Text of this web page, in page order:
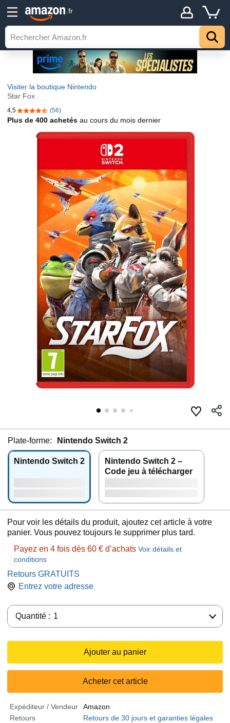
.fr
Visiter la boutique Nintendo
Star Fox
4,54,5 sur 5 étoiles
(56)
Plus de 400 achetés au cours du mois dernier
Plate-forme: Nintendo Switch 2
Nintendo Switch 2
Nintendo Switch 2 –
Code jeu à télécharger
Pour voir les détails du produit, ajoutez cet article à votre
panier. Vous pouvez toujours le supprimer plus tard.
Payez en 4 fois dès 60 € d’achats Voir détails et
conditions
Retours GRATUITS
Entrez votre adresse
Quantité : 1
Ajouter au panier
Acheter cet article
Expéditeur / Vendeur
Amazon
Retours
Retours de 30 jours et garanties légales